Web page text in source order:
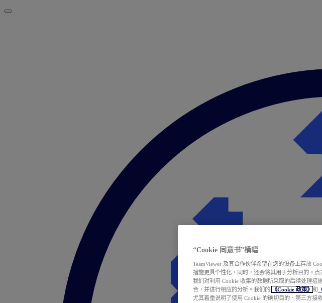
“Cookie 同意书”横幅
TeamViewer 及其合作伙伴希望在您的设备上存放
措施更具个性化，同时，还会将其用于分析目的。点
我们对利用 Cookie 收集的数据所采取的后续处理措
合，并进行相应的分析。我们的
《Cookie 政策》 和
尤其着重说明了使用 Cookie 的确切目的、第三方接